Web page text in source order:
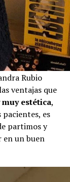
Rubio
ventajas que
estética,
pacientes, es
partimos y
en un buen